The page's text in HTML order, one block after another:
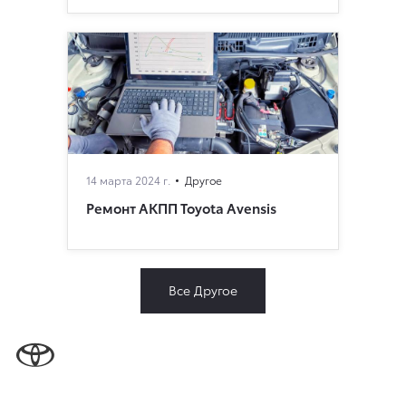
14 марта 2024 г. Другое
Ремонт АКПП Toyota Avensis
Все Другое